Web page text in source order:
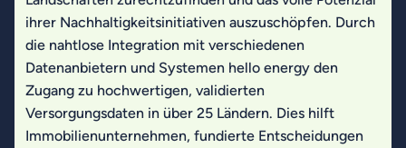
ihrer Nachhaltigkeitsinitiativen auszuschöpfen. Durch
die nahtlose Integration mit verschiedenen
Datenanbietern und Systemen hello energy den
Zugang zu hochwertigen, validierten
Versorgungsdaten in über 25 Ländern. Dies hilft
Immobilienunternehmen, fundierte Entscheidungen